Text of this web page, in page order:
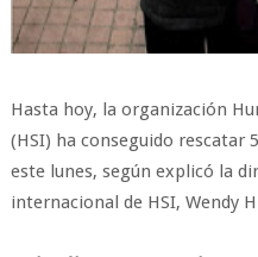
Hasta hoy, la organización
(HSI) ha conseguido rescatar
este lunes, según explicó la
internacional de HSI, Wendy